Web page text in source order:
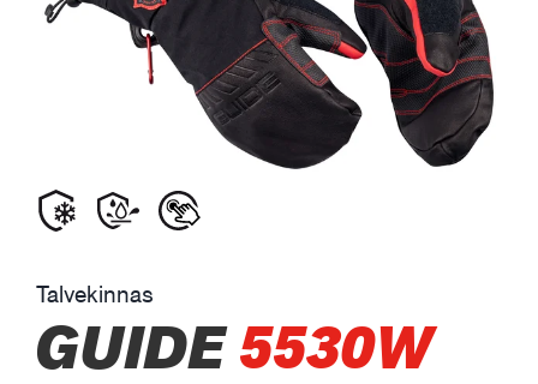
Talvekinnas
GUIDE5530W